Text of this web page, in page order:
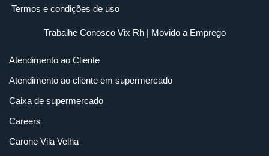
Termos e condições de uso
Trabalhe Conosco Vix Rh| Movido a Emprego
Atendimento ao Cliente
Atendimento ao cliente em supermercado
Caixa de supermercado
Careers
Carone Vila Velha